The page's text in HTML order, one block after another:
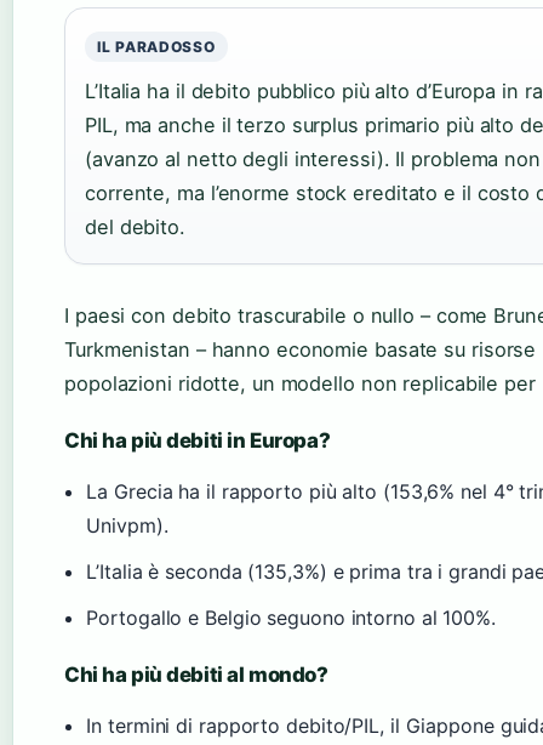
IL PARADOSSO
L’Italia ha il debito pubblico più alto d’Europa in
PIL, ma anche il terzo surplus primario più alto
(avanzo al netto degli interessi). Il problema
corrente, ma l’enorme stock ereditato e il costo
del debito.
I paesi con debito trascurabile o nullo – come
Turkmenistan – hanno economie basate su risorse
popolazioni ridotte, un modello non replicabile per
Chi ha più debiti in Europa?
La Grecia ha il rapporto più alto (153,6% nel 4°
Univpm).
L’Italia è seconda (135,3%) e prima tra i grandi
Portogallo e Belgio seguono intorno al 100%.
Chi ha più debiti al mondo?
In termini di rapporto debito/PIL, il Giappone